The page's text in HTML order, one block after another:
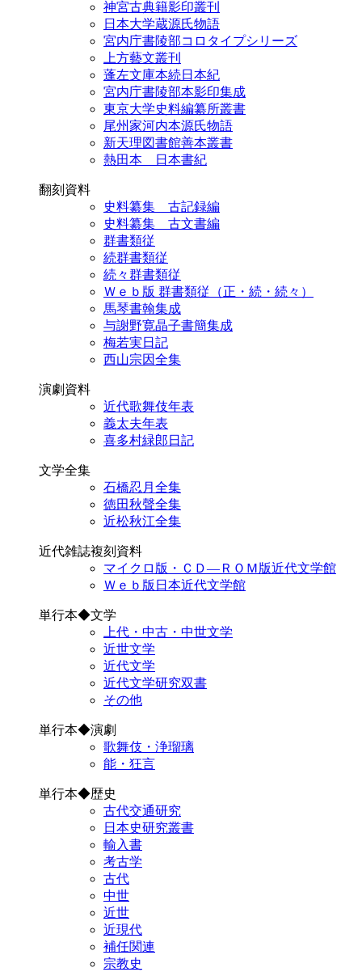
神宮古典籍影印叢刊
日本大学蔵源氏物語
宮内庁書陵部コロタイプシリーズ
上方藝文叢刊
蓬左文庫本続日本紀
宮内庁書陵部本影印集成
東京大学史料編纂所叢書
尾州家河内本源氏物語
新天理図書館善本叢書
熱田本 日本書紀
翻刻資料
史料纂集 古記録編
史料纂集 古文書編
群書類従
続群書類従
続々群書類従
Ｗｅｂ版 群書類従（正・続・続々）
馬琴書翰集成
与謝野寛晶子書簡集成
梅若実日記
西山宗因全集
演劇資料
近代歌舞伎年表
義太夫年表
喜多村緑郎日記
文学全集
石橋忍月全集
徳田秋聲全集
近松秋江全集
近代雑誌複刻資料
マイクロ版・ＣＤ―ＲＯＭ版近代文学館
Ｗｅｂ版日本近代文学館
単行本◆文学
上代・中古・中世文学
近世文学
近代文学
近代文学研究双書
その他
単行本◆演劇
歌舞伎・浄瑠璃
能・狂言
単行本◆歴史
古代交通研究
日本史研究叢書
輸入書
考古学
古代
中世
近世
近現代
補任関連
宗教史